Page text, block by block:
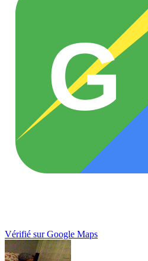
G
Vérifié sur Google Maps